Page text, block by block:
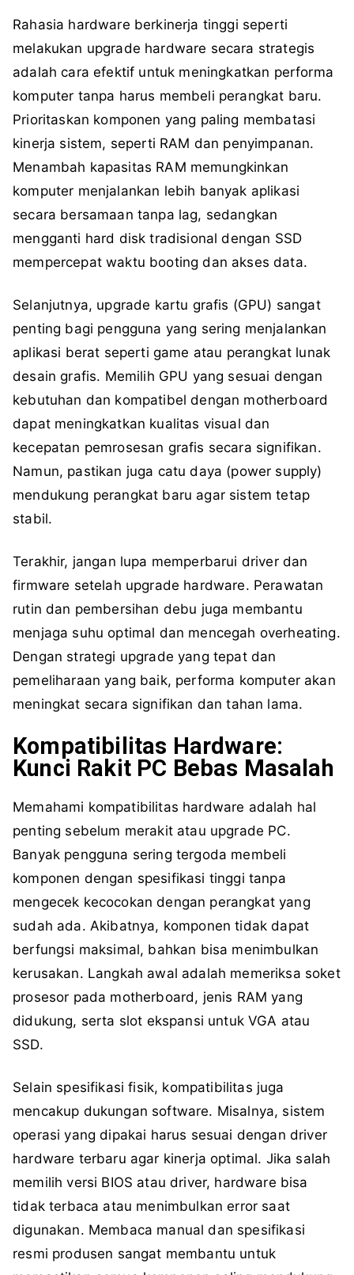
Rahasia hardware berkinerja tinggi seperti
melakukan upgrade hardware secara strategis
adalah cara efektif untuk meningkatkan performa
komputer tanpa harus membeli perangkat baru.
Prioritaskan komponen yang paling membatasi
kinerja sistem, seperti RAM dan penyimpanan.
Menambah kapasitas RAM memungkinkan
komputer menjalankan lebih banyak aplikasi
secara bersamaan tanpa lag, sedangkan
mengganti hard disk tradisional dengan SSD
mempercepat waktu booting dan akses data.
Selanjutnya, upgrade kartu grafis (GPU) sangat
penting bagi pengguna yang sering menjalankan
aplikasi berat seperti game atau perangkat lunak
desain grafis. Memilih GPU yang sesuai dengan
kebutuhan dan kompatibel dengan motherboard
dapat meningkatkan kualitas visual dan
kecepatan pemrosesan grafis secara signifikan.
Namun, pastikan juga catu daya (power supply)
mendukung perangkat baru agar sistem tetap
stabil.
Terakhir, jangan lupa memperbarui driver dan
firmware setelah upgrade hardware. Perawatan
rutin dan pembersihan debu juga membantu
menjaga suhu optimal dan mencegah overheating.
Dengan strategi upgrade yang tepat dan
pemeliharaan yang baik, performa komputer akan
meningkat secara signifikan dan tahan lama.
Kompatibilitas Hardware:
Kunci Rakit PC Bebas Masalah
Memahami kompatibilitas hardware adalah hal
penting sebelum merakit atau upgrade PC.
Banyak pengguna sering tergoda membeli
komponen dengan spesifikasi tinggi tanpa
mengecek kecocokan dengan perangkat yang
sudah ada. Akibatnya, komponen tidak dapat
berfungsi maksimal, bahkan bisa menimbulkan
kerusakan. Langkah awal adalah memeriksa soket
prosesor pada motherboard, jenis RAM yang
didukung, serta slot ekspansi untuk VGA atau
SSD.
Selain spesifikasi fisik, kompatibilitas juga
mencakup dukungan software. Misalnya, sistem
operasi yang dipakai harus sesuai dengan driver
hardware terbaru agar kinerja optimal. Jika salah
memilih versi BIOS atau driver, hardware bisa
tidak terbaca atau menimbulkan error saat
digunakan. Membaca manual dan spesifikasi
resmi produsen sangat membantu untuk